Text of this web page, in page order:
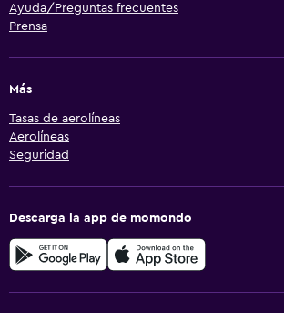
Ayuda/Preguntas frecuentes
Prensa
Más
Tasas de aerolíneas
Aerolíneas
Seguridad
Descarga la app de momondo